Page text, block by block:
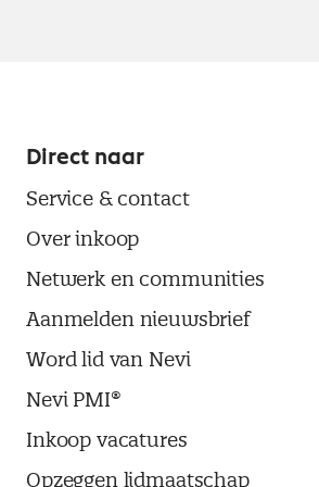
Direct naar
Service & contact
Over inkoop
Netwerk en communities
Aanmelden nieuwsbrief
Word lid van Nevi
Nevi PMI®
Inkoop vacatures
Opzeggen lidmaatschap